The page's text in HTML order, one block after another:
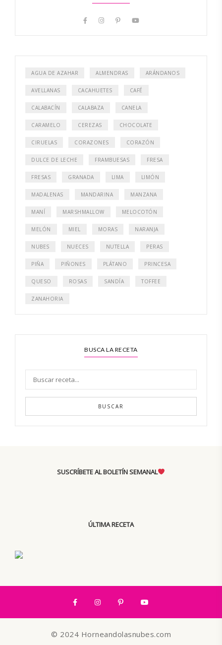
AGUA DE AZAHAR ALMENDRAS ARÁNDANOS
AVELLANAS CACAHUETES CAFÉ
CALABACÍN CALABAZA CANELA
CARAMELO CEREZAS CHOCOLATE
CIRUELAS CORAZONES CORAZÓN
DULCE DE LECHE FRAMBUESAS FRESA
FRESAS GRANADA LIMA LIMÓN
MADALENAS MANDARINA MANZANA
MANÍ MARSHMALLOW MELOCOTÓN
MELÓN MIEL MORAS NARANJA
NUBES NUECES NUTELLA PERAS
PIÑA PIÑONES PLÁTANO PRINCESA
QUESO ROSAS SANDÍA TOFFEE
ZANAHORIA
BUSCA LA RECETA
BUSCAR
SUSCRÍBETE AL BOLETÍN SEMANAL
ÚLTIMA RECETA
© 2024 Horneandolasnubes.com